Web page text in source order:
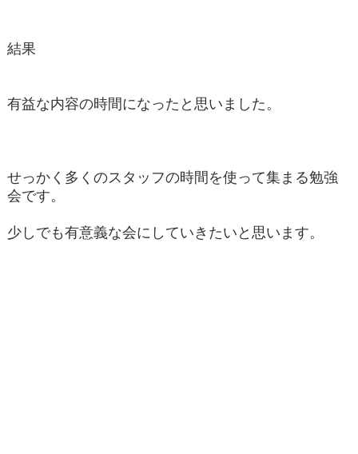
結果
有益な内容の時間になったと思いました。
せっかく多くのスタッフの時間を使って集まる勉強
会です。
少しでも有意義な会にしていきたいと思います。